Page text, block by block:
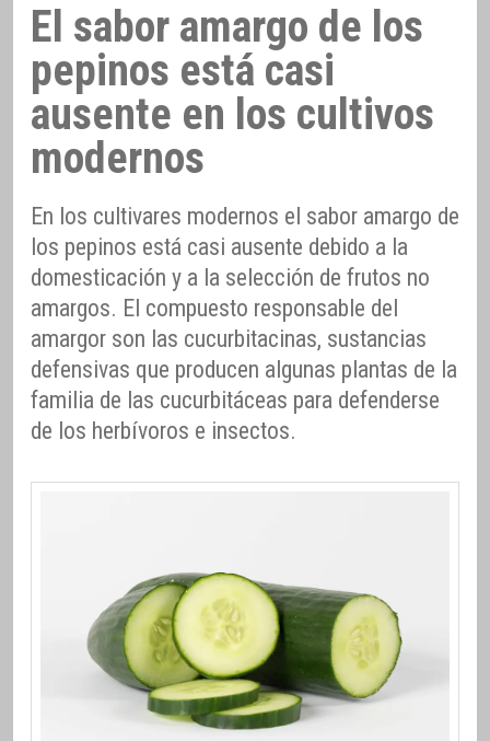
El sabor amargo de los
pepinos está casi
ausente en los cultivos
modernos
En los cultivares modernos el sabor amargo de
los pepinos está casi ausente debido a la
domesticación y a la selección de frutos no
amargos. El compuesto responsable del
amargor son las cucurbitacinas, sustancias
defensivas que producen algunas plantas de la
familia de las cucurbitáceas para defenderse
de los herbívoros e insectos.